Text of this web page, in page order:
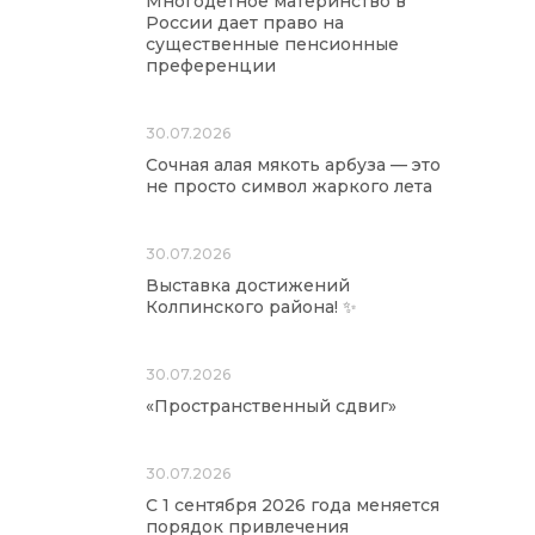
России дает право на
существенные пенсионные
преференции
30.07.2026
Сочная алая мякоть арбуза — это
не просто символ жаркого лета
30.07.2026
Выставка достижений
Колпинского района! ✨
30.07.2026
«Пространственный сдвиг»
30.07.2026
С 1 сентября 2026 года меняется
порядок привлечения